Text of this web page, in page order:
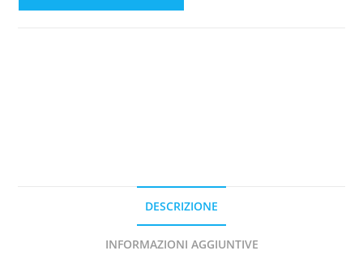
DESCRIZIONE
INFORMAZIONI AGGIUNTIVE